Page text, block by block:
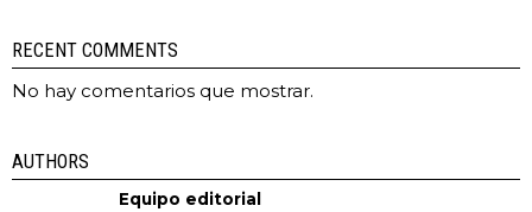
RECENT COMMENTS
No hay comentarios que mostrar.
AUTHORS
Equipo editorial